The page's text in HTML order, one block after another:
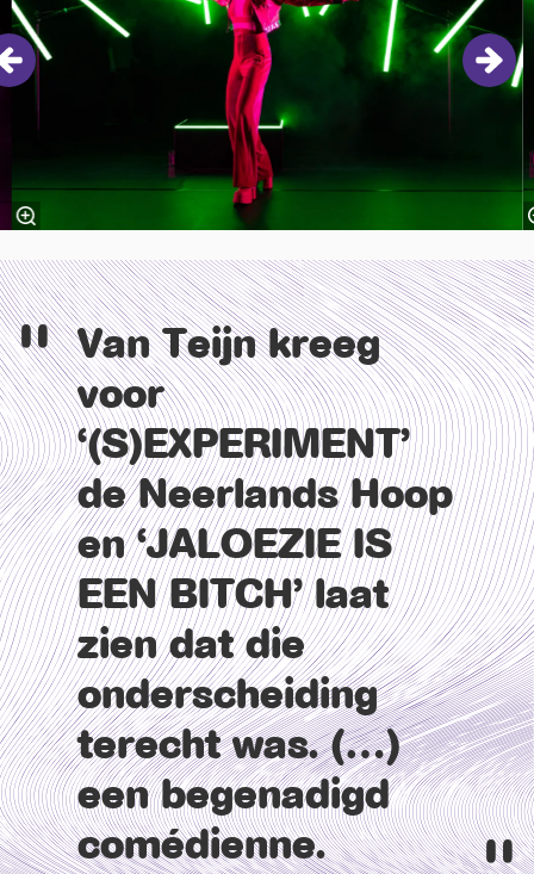
Van Teijn kreeg
voor
‘(S)EXPERIMENT’
de Neerlands Hoop
en ‘JALOEZIE IS
EEN BITCH’ laat
zien dat die
onderscheiding
terecht was. (…)
een begenadigd
comédienne.